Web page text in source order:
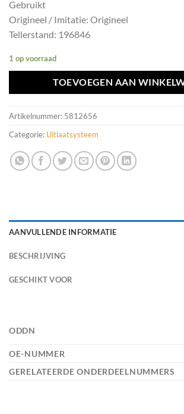
Gebruikt
Origineel / Imitatie: Origineel
Tellerstand: 196846
1 op voorraad
TOEVOEGEN AAN
Artikelnummer: 5812656
Categorie: Uitlaatsysteem
AANVULLENDE INFORMATIE
BESCHRIJVING
GESCHIKT VOOR
ODDN
OE-NUMMER
GERELATEERDE ONDERDEELNUMMERS